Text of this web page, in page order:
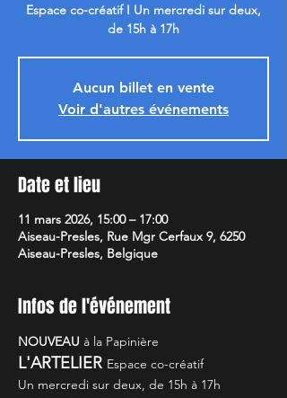
Espace co-créatif I Un mercredi sur deux,
de 15h à 17h
Aucun billet en vente
Voir d'autres événements
Date et lieu
11 mars 2026, 15:00 – 17:00
Aiseau-Presles, Rue Mgr Cerfaux 9, 6250
Aiseau-Presles, Belgique
Infos de l'événement
NOUVEAU à la Papinière
L'ARTELIER Espace co-créatif
Un mercredi sur deux, de 15h à 17h